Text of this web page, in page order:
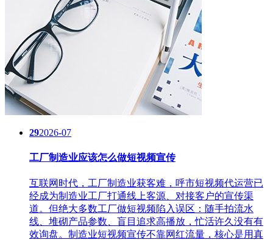
292026-07
工厂制造业应该怎么做短视频宣传
互联网时代，工厂制造业获客难，呼市短视频代运营​已
经成为制造业工厂打通线上客源、对接客户的宣传渠
道。但绝大多数工厂做短视频陷入误区：随手拍流水
线、堆砌产品参数、盲目追求高播放，忙活许久没有有
效询盘。制造业短视频宣传不靠网红流量，核心是用真